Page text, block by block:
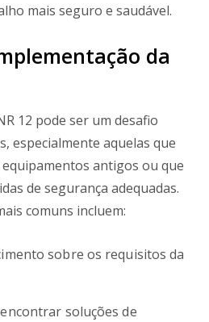
mais seguro e saudável.
da
12 pode ser um desafio
especialmente aquelas que
antigos ou que
de segurança adequadas.
comuns incluem:
sobre os requisitos da
soluções de